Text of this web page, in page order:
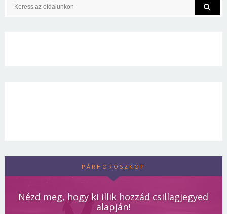
PÁRHOROSZKÓP
Nézd meg, hogy ki illik hozzád csillagjegyed
alapján!